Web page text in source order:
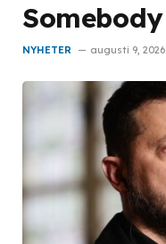
Somebody
NYHETER augusti 9, 2026